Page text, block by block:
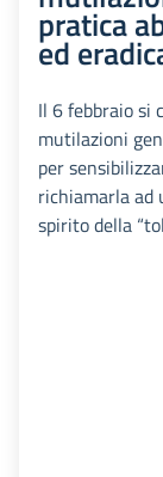
pratica
ed
Il 6 febbraio si
mutilazioni
per
richiamarla ad
spirito della